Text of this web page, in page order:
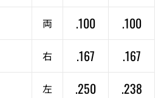
両 .100 .100
右 .167 .167
左 .250 .238